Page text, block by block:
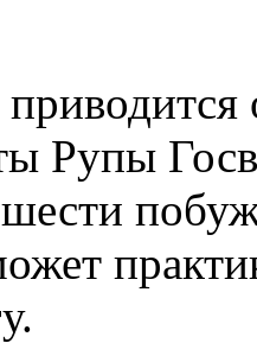
Рупы